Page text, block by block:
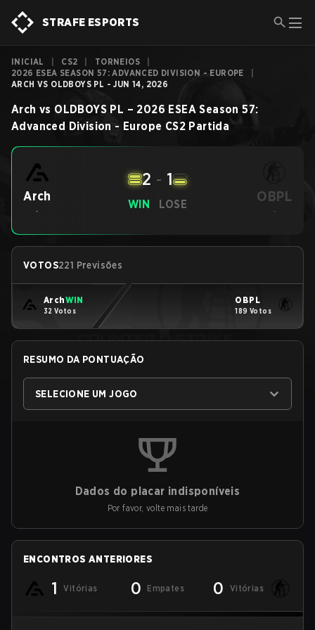
STRAFE ESPORTS
INICIAL CS2 TORNEIOS
2026 ESEA SEASON 57: ADVANCED DIVISION - EUROPE
ARCH VS OLDBOYS PL - JUN 14, 2026
Arch vs OLDBOYS PL – 2026 ESEA Season 57:
Advanced Division - Europe CS2 Partida
Arch
-
WIN
2 - 1
LOSE OBPL
-
VOTOS221 Previsões
ArchWIN
32 Votos
OBPL
189 Votos
RESUMO DA PONTUAÇÃO
SELECIONE UM JOGO
Dados do placar indisponíveis
Por favor, volte mais tarde
ENCONTROS ANTERIORES
1 Vitórias 0 Empates 0 Vitórias